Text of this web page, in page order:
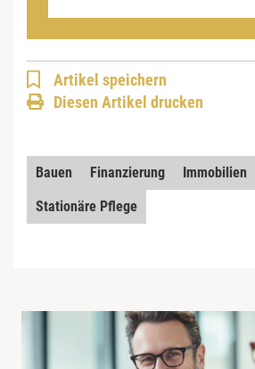
Artikel speichern
Diesen Artikel drucken
Bauen Finanzierung Immobilien
Stationäre Pflege